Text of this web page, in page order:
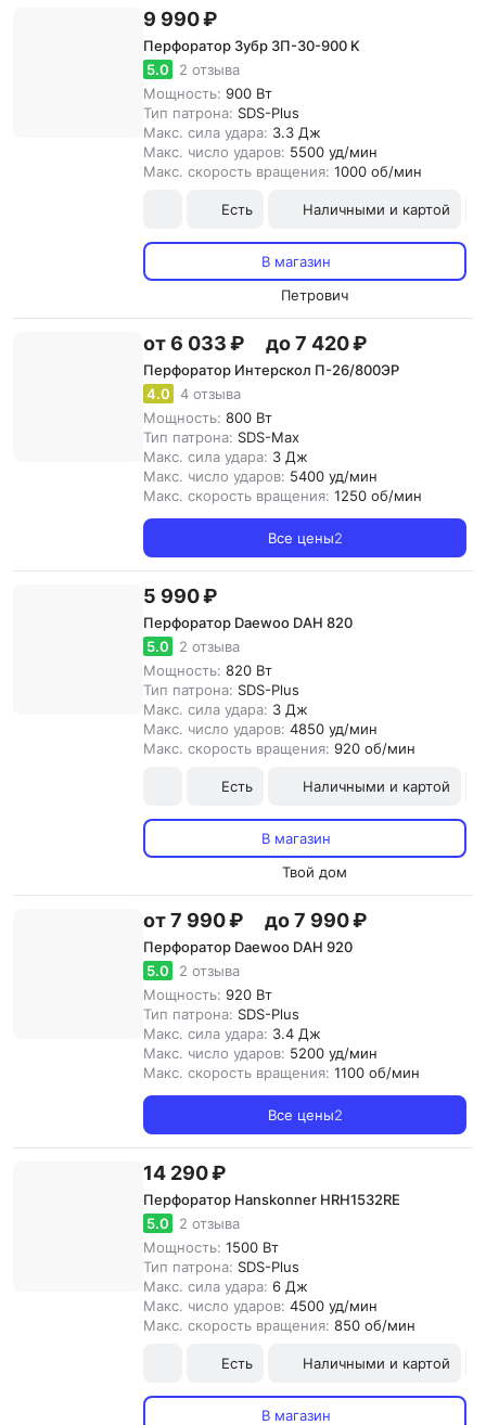
9 990 ₽
Перфоратор Зубр ЗП-30-900 K
5.0
2 отзыва
Мощность: 900 Вт
Тип патрона: SDS-Plus
Макс. сила удара: 3.3 Дж
Макс. число ударов: 5500 уд/мин
Макс. скорость вращения: 1000 об/мин
Есть Наличными и картой
В магазин
Петрович
от 6 033 ₽ до 7 420 ₽
Перфоратор Интерскол П-26/800ЭР
4.0
4 отзыва
Мощность: 800 Вт
Тип патрона: SDS-Max
Макс. сила удара: 3 Дж
Макс. число ударов: 5400 уд/мин
Макс. скорость вращения: 1250 об/мин
Все цены2
5 990 ₽
Перфоратор Daewoo DAH 820
5.0
2 отзыва
Мощность: 820 Вт
Тип патрона: SDS-Plus
Макс. сила удара: 3 Дж
Макс. число ударов: 4850 уд/мин
Макс. скорость вращения: 920 об/мин
Есть Наличными и картой
В магазин
Твой дом
от 7 990 ₽ до 7 990 ₽
Перфоратор Daewoo DAH 920
5.0
2 отзыва
Мощность: 920 Вт
Тип патрона: SDS-Plus
Макс. сила удара: 3.4 Дж
Макс. число ударов: 5200 уд/мин
Макс. скорость вращения: 1100 об/мин
Все цены2
14 290 ₽
Перфоратор Hanskonner HRH1532RE
5.0
2 отзыва
Мощность: 1500 Вт
Тип патрона: SDS-Plus
Макс. сила удара: 6 Дж
Макс. число ударов: 4500 уд/мин
Макс. скорость вращения: 850 об/мин
Есть Наличными и картой
В магазин